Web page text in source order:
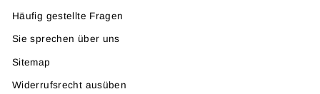
Häufig gestellte Fragen
Sie sprechen über uns
Sitemap
Widerrufsrecht ausüben